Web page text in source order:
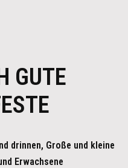
GUTE
drinnen, Große und kleine
Erwachsene